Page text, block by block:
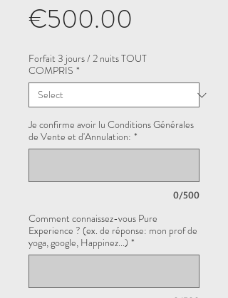
€500.00
Forfait 3 jours / 2 nuits TOUT
COMPRIS *
Je confirme avoir lu Conditions Générales
de Vente et d'Annulation: *
0/500
Comment connaissez-vous Pure
Experience ? (ex. de réponse: mon prof de
yoga, google, Happinez...) *